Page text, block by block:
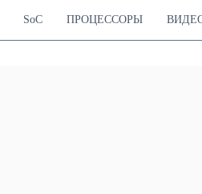
SoC ПРОЦЕССОРЫ